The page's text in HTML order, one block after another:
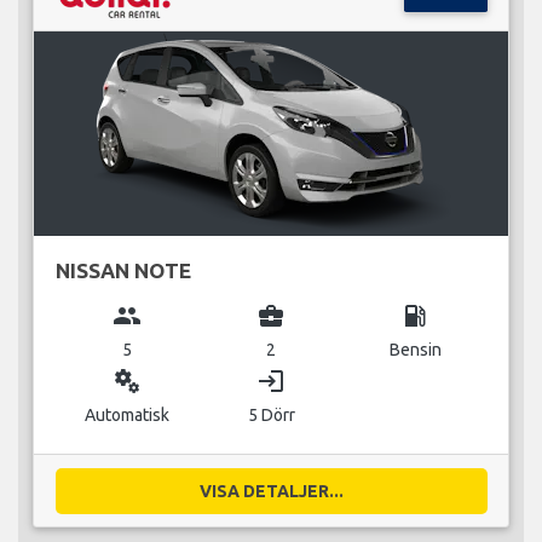
NISSAN NOTE
group
5
business_center
2
local_gas_station
Bensin
miscellaneous_services
Automatisk
login
5 Dörr
VISA DETALJER...